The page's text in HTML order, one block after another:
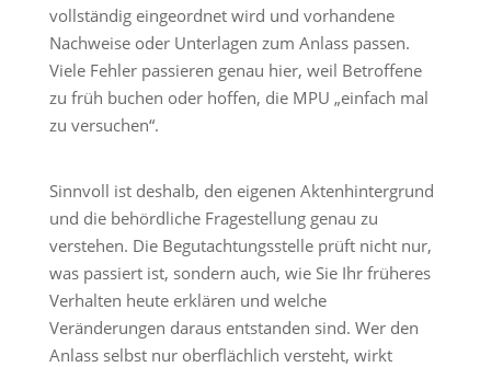
vollständig eingeordnet wird und vorhandene
Nachweise oder Unterlagen zum Anlass passen.
Viele Fehler passieren genau hier, weil Betroffene
zu früh buchen oder hoffen, die MPU „einfach mal
zu versuchen“.
Sinnvoll ist deshalb, den eigenen Aktenhintergrund
und die behördliche Fragestellung genau zu
verstehen. Die Begutachtungsstelle prüft nicht nur,
was passiert ist, sondern auch, wie Sie Ihr früheres
Verhalten heute erklären und welche
Veränderungen daraus entstanden sind. Wer den
Anlass selbst nur oberflächlich versteht, wirkt